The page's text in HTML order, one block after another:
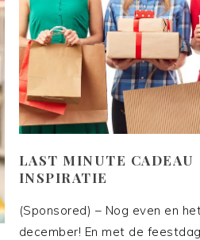
LAST MINUTE CADEAU
INSPIRATIE
(Sponsored) – Nog even en
december! En met de